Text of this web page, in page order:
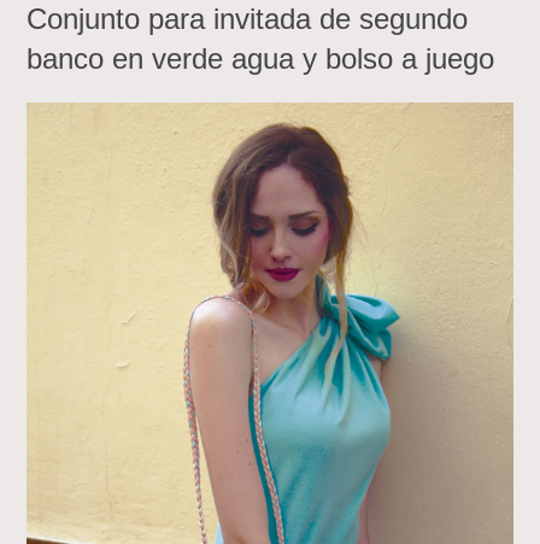
Conjunto para invitada de segundo
banco en verde agua y bolso a juego